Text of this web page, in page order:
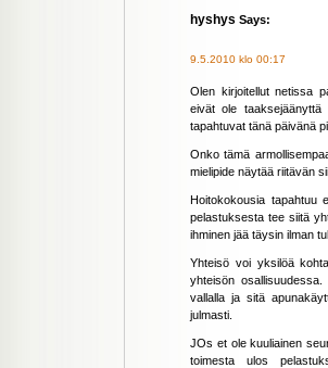
hyshys Says:
9.5.2010 klo 00:17
Olen kirjoitellut netissa
eivät ole taaksejäänyttä
tapahtuvat tänä päivänä
Onko tämä
mielipide näytää riitävän
Hoitokokousia tapahtuu
pelastuksesta tee siitä
ihminen jää täysin ilman
Yhteisö voi yksilöä
yhteisön
vallalla ja sitä
julmasti.
JOs et ole kuuliainen
toimesta ulos